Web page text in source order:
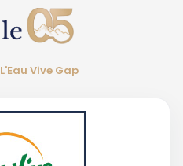
L'Eau Vive Gap